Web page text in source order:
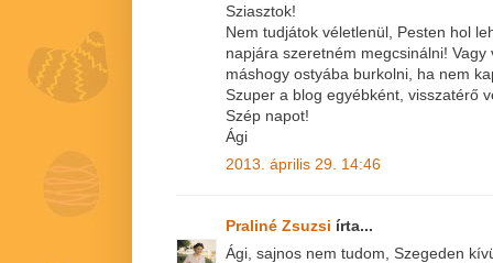
Sziasztok!
Nem tudjátok véletlenül, Pesten hol
napjára szeretném megcsinálni!
máshogy ostyába burkolni, ha nem
Szuper a blog egyébként, visszatérő
Szép napot!
Ági
2013. április 29. 14:46
Praliné Zsuzsi írta...
Ági, sajnos nem tudom, Szegeden